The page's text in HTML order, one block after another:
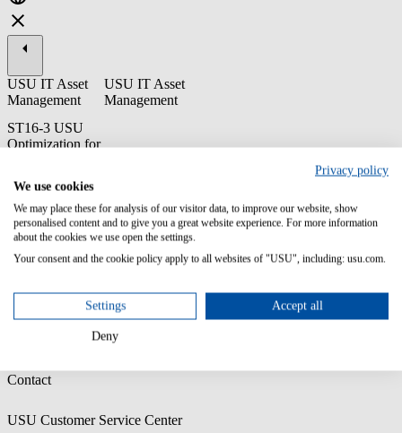
USU IT Asset
Management
ST16-3 USU
Optimization for
relative aux
utilisateurs
finaux
USU IT Asset
Management
La formation utilisateur du USU Optimization for SAP® inclus ses
différents modules, fonctions et la navigation. En outre, la formation
l'utilisation ainsi que de la fonction de simulation et d'optimisation.
Connaissances antérieures:
Contact
USU Customer Service Center
Privacy policy
We use cookies
We may place these for analysis of our visitor data, to improve our website, show
personalised content and to give you a great website experience. For more information
about the cookies we use open the settings.
Your consent and the cookie policy apply to all websites of "USU", including: usu.com.
Settings Accept all
Deny